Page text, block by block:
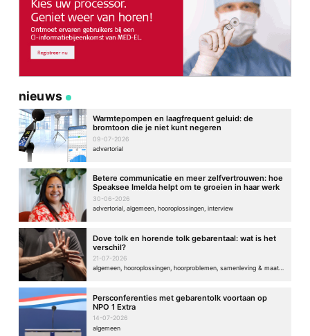
nieuws
Warmtepompen en laagfrequent geluid: de
bromtoon die je niet kunt negeren
09-07-2026
advertorial
Betere communicatie en meer zelfvertrouwen: hoe
Speaksee Imelda helpt om te groeien in haar werk
30-06-2026
advertorial, algemeen, hooroplossingen, interview
Dove tolk en horende tolk gebarentaal: wat is het
verschil?
21-07-2026
algemeen, hooroplossingen, hoorproblemen, samenleving & maatschappij
Persconferenties met gebarentolk voortaan op
NPO 1 Extra
14-07-2026
algemeen